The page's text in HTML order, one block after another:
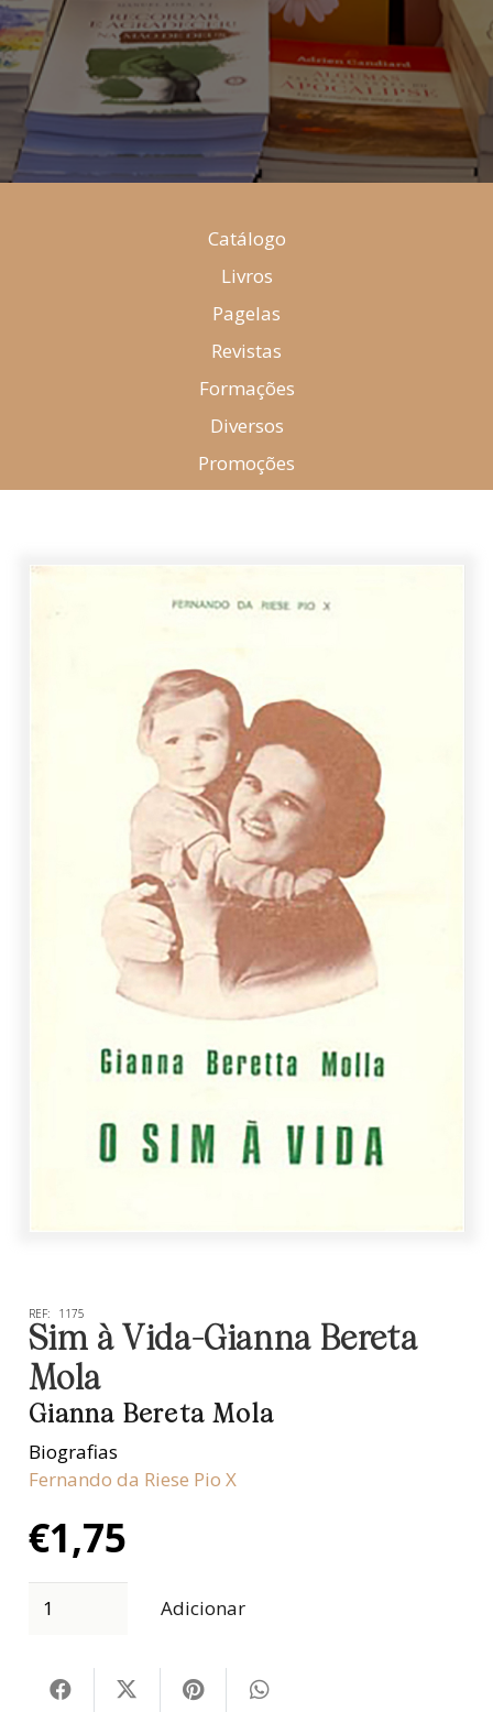
Catálogo
Livros
Pagelas
Revistas
Formações
Diversos
Promoções
REF: 1175
Sim à Vida-Gianna Bereta
Mola
Gianna Bereta Mola
Biografias
Fernando da Riese Pio X
€1,75
Adicionar